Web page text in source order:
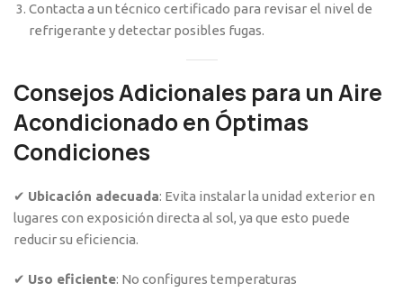
Contacta a un técnico certificado para revisar el nivel de
refrigerante y detectar posibles fugas.
Consejos Adicionales para un Aire
Acondicionado en Óptimas
Condiciones
✔ Ubicación adecuada: Evita instalar la unidad exterior en
lugares con exposición directa al sol, ya que esto puede
reducir su eficiencia.
✔ Uso eficiente: No configures temperaturas